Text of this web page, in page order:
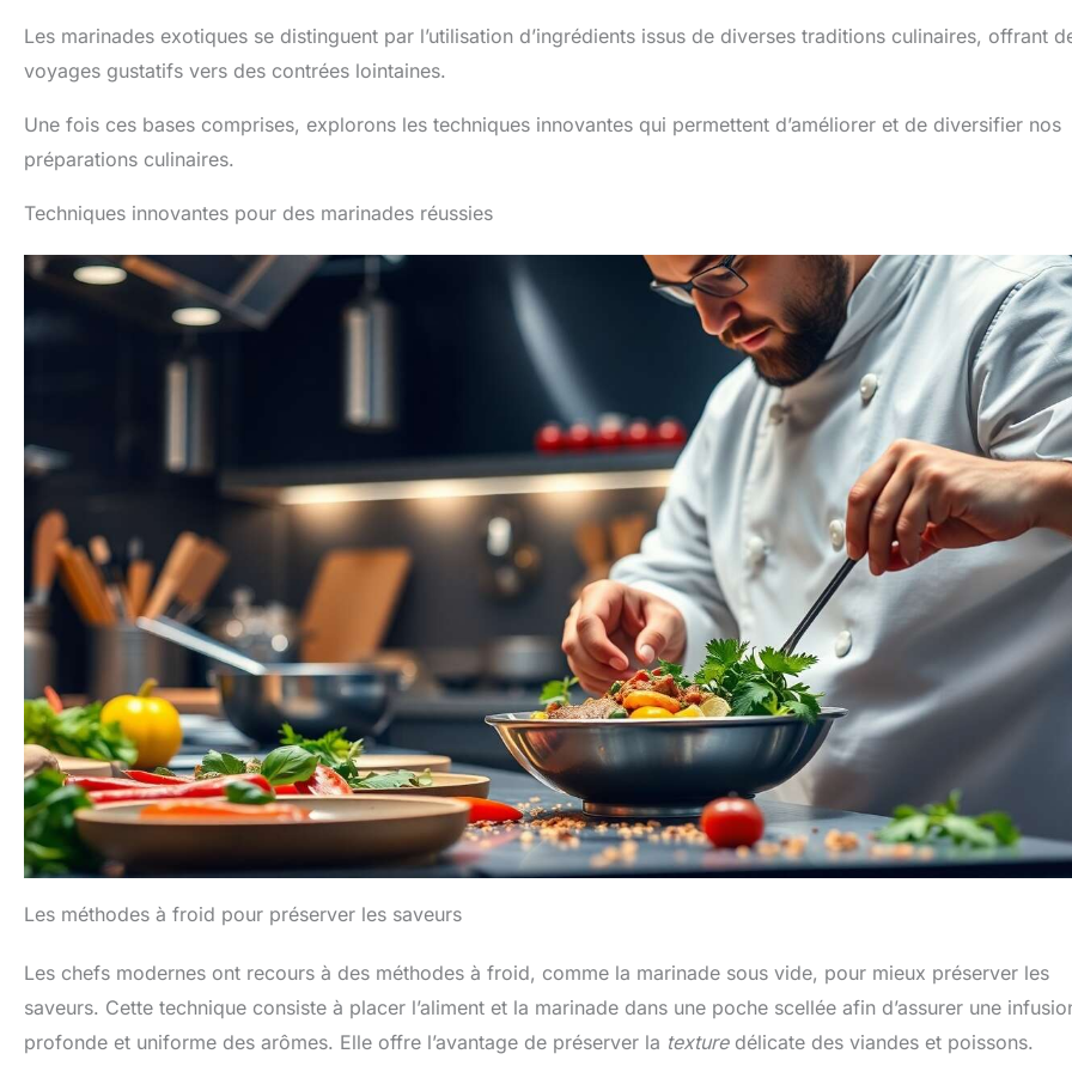
Les marinades exotiques se distinguent par l’utilisation d’ingrédients issus de diverses traditions culinaires, offrant
voyages gustatifs vers des contrées lointaines.
Une fois ces bases comprises, explorons les techniques innovantes qui permettent d’améliorer et de diversifier nos
préparations culinaires.
Techniques innovantes pour des marinades réussies
Les méthodes à froid pour préserver les saveurs
Les chefs modernes ont recours à des méthodes à froid, comme la marinade sous vide, pour mieux préserver les
saveurs. Cette technique consiste à placer l’aliment et la marinade dans une poche scellée afin d’assurer une
profonde et uniforme des arômes. Elle offre l’avantage de préserver la texturedélicate des viandes et poissons.